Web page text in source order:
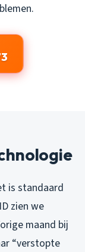
is standaard
zien we
maand bij
“verstopte